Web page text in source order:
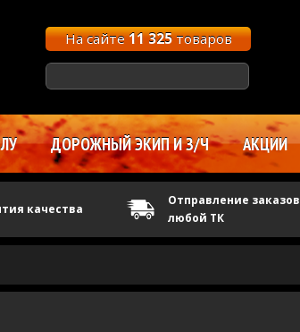
На сайте11 325товаров
ДОРОЖНЫЙ ЭКИП И З/Ч АКЦИИ
качества
Отправление заказов
любой ТК